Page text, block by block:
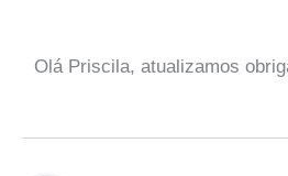
Olá Priscila, atualizamos